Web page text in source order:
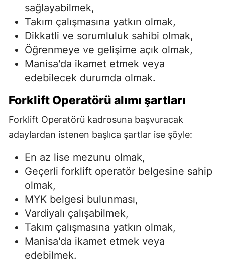
sağlayabilmek,
Takım çalışmasına yatkın olmak,
Dikkatli ve sorumluluk sahibi olmak,
Öğrenmeye ve gelişime açık olmak,
Manisa'da ikamet etmek veya
edebilecek durumda olmak.
Forklift Operatörü alımı şartları
Forklift Operatörü kadrosuna başvuracak
adaylardan istenen başlıca şartlar ise şöyle:
En az lise mezunu olmak,
Geçerli forklift operatör belgesine sahip
olmak,
MYK belgesi bulunması,
Vardiyalı çalışabilmek,
Takım çalışmasına yatkın olmak,
Manisa'da ikamet etmek veya
edebilmek.